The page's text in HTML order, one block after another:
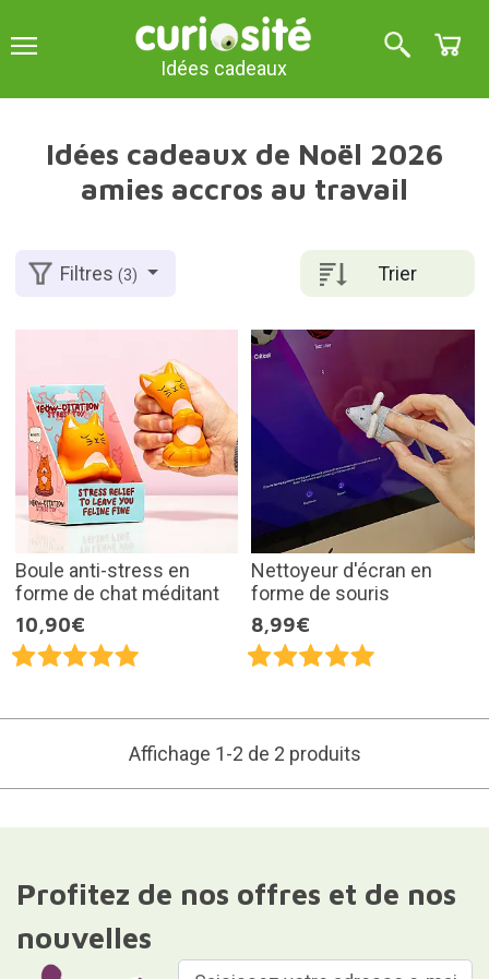
Idées cadeaux
Idées cadeaux de Noël 2026
amies accros au travail
Trier
Filtres(3)
Boule anti-stress en
forme de chat méditant
10,90€
Nettoyeur d'écran en
forme de souris
8,99€
Affichage 1-2 de 2 produits
Profitez de nos offres et de nos
nouvelles